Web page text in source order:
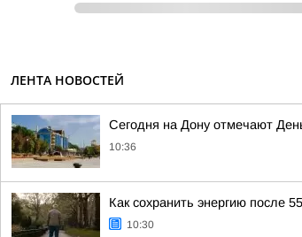
ЛЕНТА НОВОСТЕЙ
Сегодня на Дону отмечают
10:36
Как сохранить энергию после
10:30